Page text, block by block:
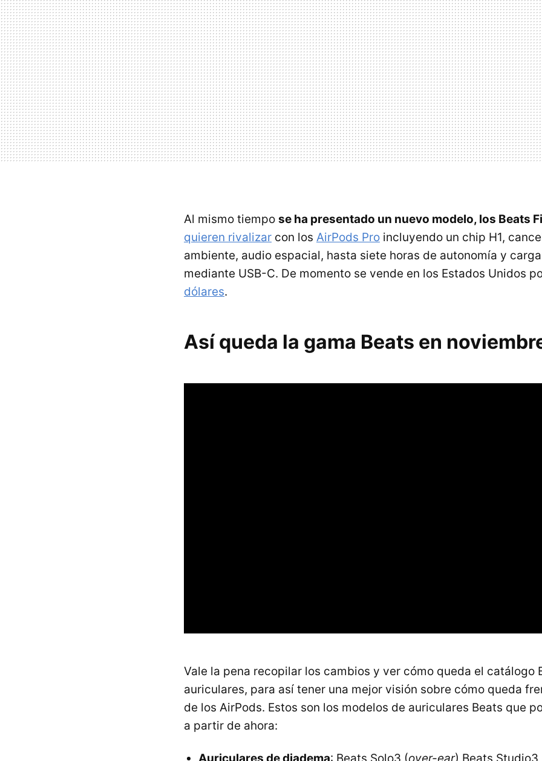
Al mismo tiempo se ha presentado un nuevo modelo, los Beats
quieren rivalizar con los AirPods Pro incluyendo un chip H1,
ambiente, audio espacial, hasta siete horas de autonomía y
mediante USB-C. De momento se vende en los Estados Unidos
dólares.
Así queda la gama Beats en
Vale la pena recopilar los cambios y ver cómo queda el catálogo
auriculares, para así tener una mejor visión sobre cómo queda
de los AirPods. Estos son los modelos de auriculares Beats que
a partir de ahora: